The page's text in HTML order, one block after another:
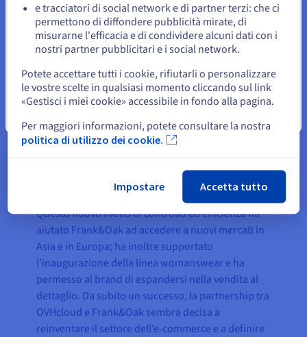
totale autonomia, garantendo che l’attenzione
principale rimanesse sull’esperienza cliente. Con
vSphere, si possono mobilitare le macchine
minuti dallo Spazio Cliente OVHcloud: una
soluzione ideale per tenere sotto controllo le
oscillazioni stagionali del settore e-commerce.
Questo nuovo livello di controllo ed efficienza ha
aiutato Frank&Oak ad accedere a nuovi mercati in
Asia e in Europa; ha inoltre supportato
l’inaugurazione della linea womanswear e ha
permesso al brand di espandersi nella vendita al
dettaglio. Da subito un successo, la partnership tra
OVHcloud e Frank&Oak sembra decisa a
reinventare il settore dell’e-commerce e a definire
Resta sul sito web attuale
Seleziona un altro sito web
e tracciatori di social network e di partner terzi: che ci
permettono di diffondere pubblicità mirate, di
misurarne l'efficacia e di condividere alcuni dati con i
nostri partner pubblicitari e i social network.
Potete accettare tutti i cookie, rifiutarli o personalizzare
le vostre scelte in qualsiasi momento cliccando sul link
«Gestisci i miei cookie» accessibile in fondo alla pagina.
Per maggiori informazioni, potete consultare la nostra
politica di utilizzo dei cookie.
Impostare Accetta tutto